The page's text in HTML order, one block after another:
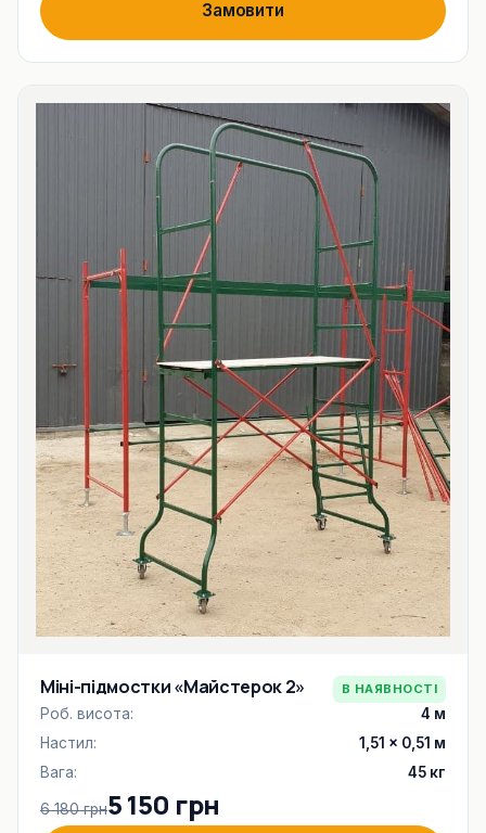
Замовити
Міні-підмостки «Майстерок 2» В НАЯВНОСТІ
Роб. висота:
4 м
Настил:
1,51 × 0,51 м
Вага:
45 кг
6 180 грн5 150 грн